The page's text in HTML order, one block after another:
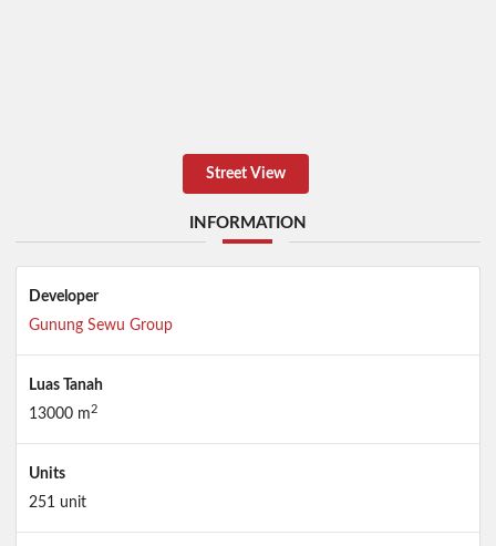
Street View
INFORMATION
Developer
Gunung Sewu Group
Luas Tanah
13000 m 2
Units
251 unit